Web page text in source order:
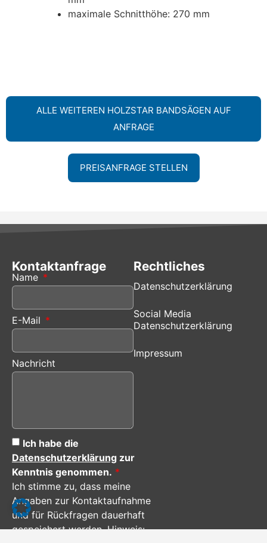
maximale Schnitthöhe: 270 mm
ALLE WEITEREN HOLZSTAR BANDSÄGEN AUF
ANFRAGE
PREISANFRAGE STELLEN
Kontaktanfrage
Name
E-Mail
Nachricht
Ich habe die
Datenschutzerklärung zur
Kenntnis genommen. *
Ich stimme zu, dass meine
Angaben zur Kontaktaufnahme
und für Rückfragen dauerhaft
gespeichert werden. Hinweis:
Rechtliches
Datenschutzerklärung
Social Media
Datenschutzerklärung
Impressum